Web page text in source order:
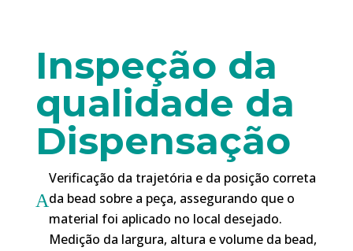
Inspeção da
qualidade da
Dispensação
A
Verificação da trajetória e da posição correta
da bead sobre a peça, assegurando que o
material foi aplicado no local desejado.
Medição da largura, altura e volume da bead,